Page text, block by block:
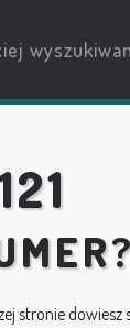
stronie dowiesz